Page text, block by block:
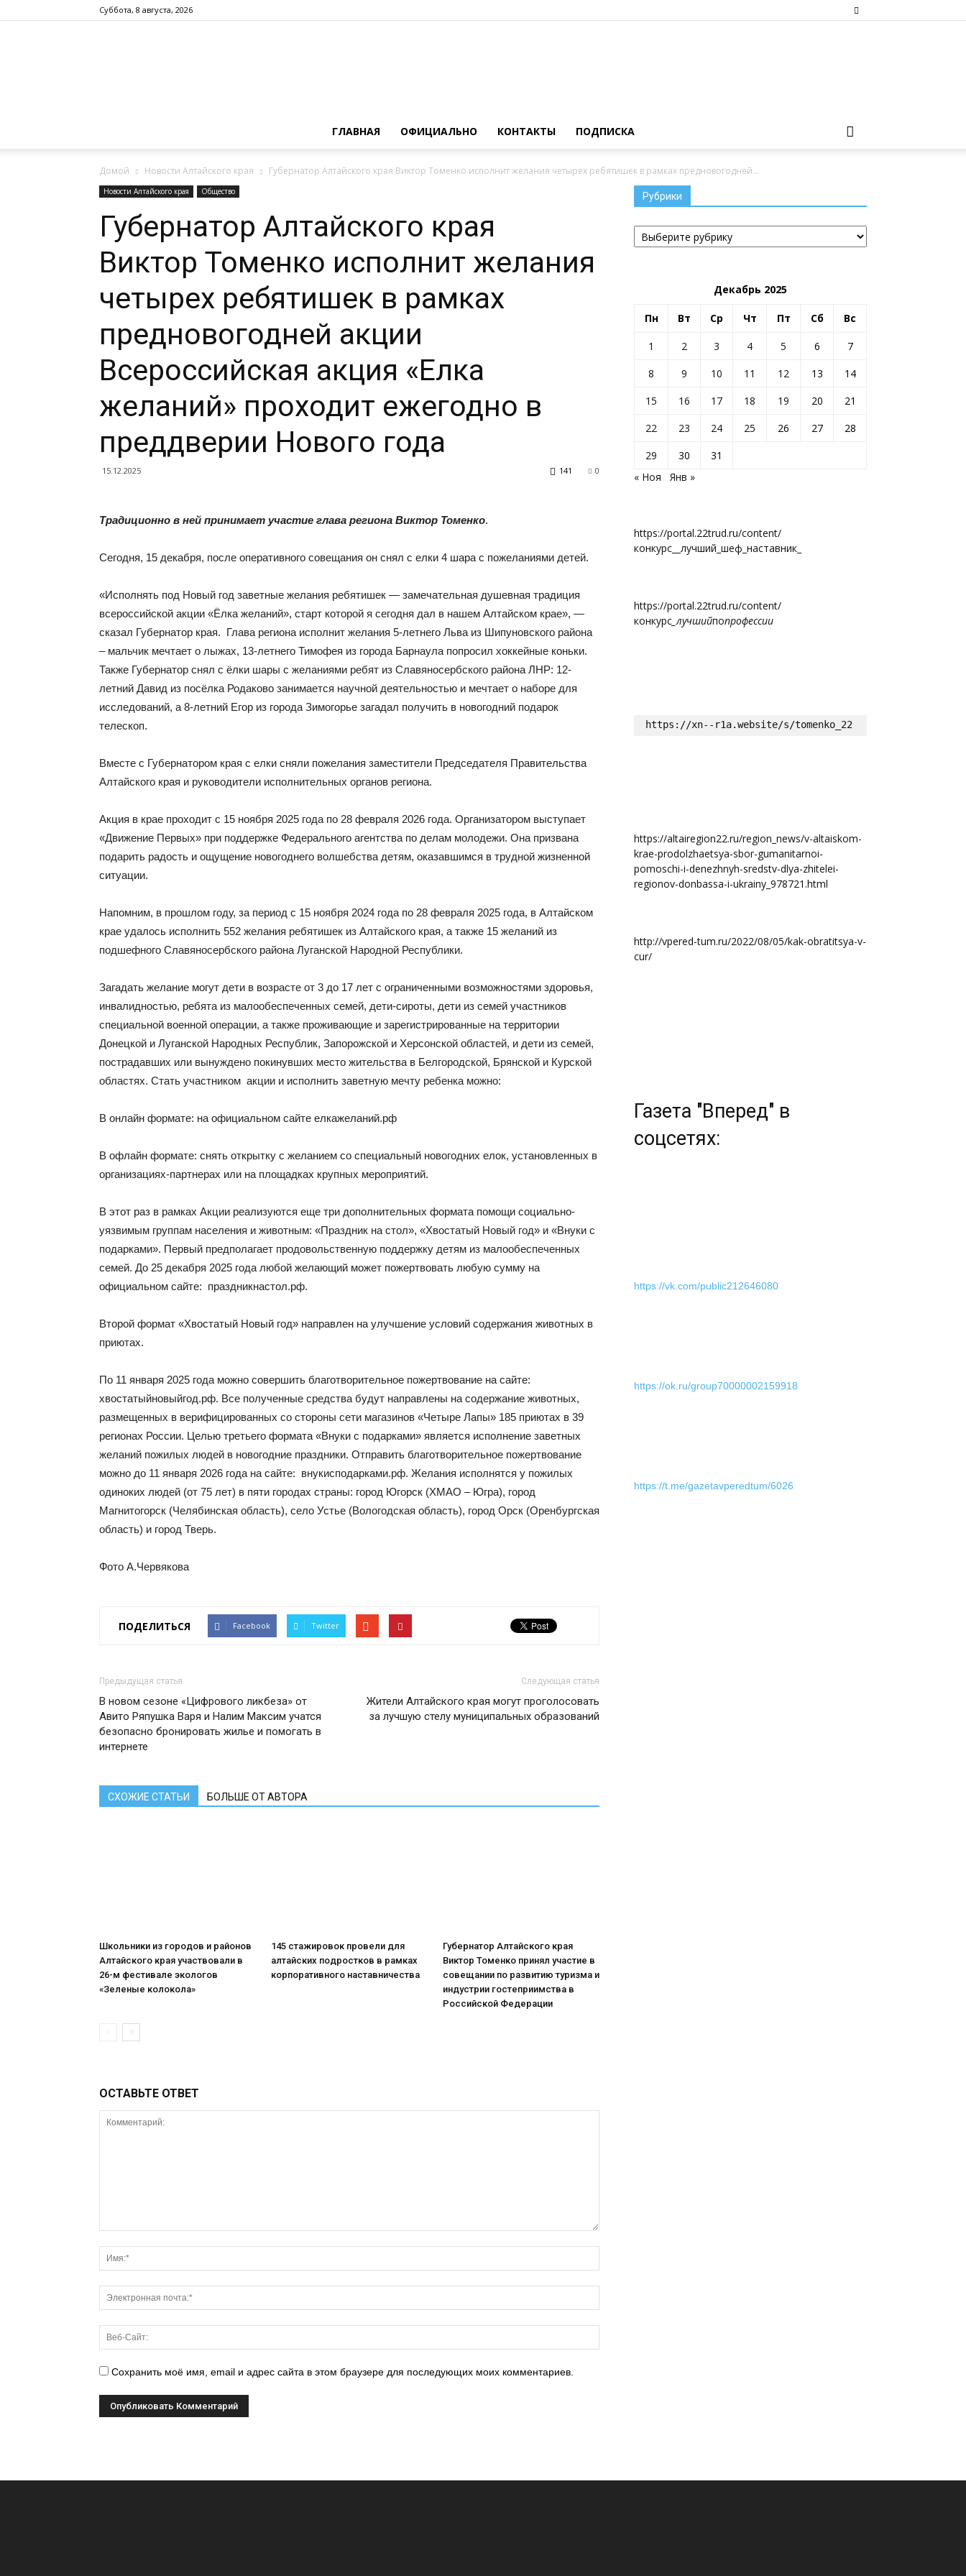
Суббота, 8 августа, 2026
газеты
район
ГЛАВНАЯ ОФИЦИАЛЬНО КОНТАКТЫ ПОДПИСКА
Домой Новости Алтайского края Губернатор Алтайского края Виктор Томенко исполнит желания четырех ребятишек в рамках предновогодней...
Новости Алтайского края Общество
Губернатор Алтайского края
Виктор Томенко исполнит желания
четырех ребятишек в рамках
предновогодней акции
Всероссийская акция «Елка
желаний» проходит ежегодно в
преддверии Нового года
15.12.2025 0
141
Традиционно в ней принимает участие глава региона Виктор Томенко.
Сегодня, 15 декабря, после оперативного совещания он снял с елки 4 шара с пожеланиями детей.
«Исполнять под Новый год заветные желания ребятишек — замечательная душевная традиция
всероссийской акции «Ёлка желаний», старт которой я сегодня дал в нашем Алтайском крае», —
сказал Губернатор края. Глава региона исполнит желания 5-летнего Льва из Шипуновского района
– мальчик мечтает о лыжах, 13-летнего Тимофея из города Барнаула попросил хоккейные коньки.
Также Губернатор снял с ёлки шары с желаниями ребят из Славяносербского района ЛНР: 12-
летний Давид из посёлка Родаково занимается научной деятельностью и мечтает о наборе для
исследований, а 8-летний Егор из города Зимогорье загадал получить в новогодний подарок
телескоп.
Вместе с Губернатором края с елки сняли пожелания заместители Председателя Правительства
Алтайского края и руководители исполнительных органов региона.
Акция в крае проходит с 15 ноября 2025 года по 28 февраля 2026 года. Организатором выступает
«Движение Первых» при поддержке Федерального агентства по делам молодежи. Она призвана
подарить радость и ощущение новогоднего волшебства детям, оказавшимся в трудной жизненной
ситуации.
Напомним, в прошлом году, за период с 15 ноября 2024 года по 28 февраля 2025 года, в Алтайском
крае удалось исполнить 552 желания ребятишек из Алтайского края, а также 15 желаний из
подшефного Славяносербского района Луганской Народной Республики.
Загадать желание могут дети в возрасте от 3 до 17 лет с ограниченными возможностями здоровья,
инвалидностью, ребята из малообеспеченных семей, дети-сироты, дети из семей участников
специальной военной операции, а также проживающие и зарегистрированные на территории
Донецкой и Луганской Народных Республик, Запорожской и Херсонской областей, и дети из семей,
пострадавших или вынуждено покинувших место жительства в Белгородской, Брянской и Курской
областях. Стать участником акции и исполнить заветную мечту ребенка можно:
В онлайн формате: на официальном сайте елкажеланий.рф
В офлайн формате: снять открытку с желанием со специальный новогодних елок, установленных в
организациях-партнерах или на площадках крупных мероприятий.
В этот раз в рамках Акции реализуются еще три дополнительных формата помощи социально-
уязвимым группам населения и животным: «Праздник на стол», «Хвостатый Новый год» и «Внуки с
подарками». Первый предполагает продовольственную поддержку детям из малообеспеченных
семей. До 25 декабря 2025 года любой желающий может пожертвовать любую сумму на
официальном сайте: праздникнастол.рф.
Второй формат «Хвостатый Новый год» направлен на улучшение условий содержания животных в
приютах.
По 11 января 2025 года можно совершить благотворительное пожертвование на сайте:
хвостатыйновыйгод.рф. Все полученные средства будут направлены на содержание животных,
размещенных в верифицированных со стороны сети магазинов «Четыре Лапы» 185 приютах в 39
регионах России. Целью третьего формата «Внуки с подарками» является исполнение заветных
желаний пожилых людей в новогодние праздники. Отправить благотворительное пожертвование
можно до 11 января 2026 года на сайте: внукисподарками.рф. Желания исполнятся у пожилых
одиноких людей (от 75 лет) в пяти городах страны: город Югорск (ХМАО – Югра), город
Магнитогорск (Челябинская область), село Устье (Вологодская область), город Орск (Оренбургская
область) и город Тверь.
Фото А.Червякова
ПОДЕЛИТЬСЯ Facebook Twitter
Предыдущая статья
В новом сезоне «Цифрового ликбеза» от
Авито Ряпушка Варя и Налим Максим учатся
безопасно бронировать жилье и помогать в
интернете
Следующая статья
Жители Алтайского края могут проголосовать
за лучшую стелу муниципальных образований
СХОЖИЕ СТАТЬИ БОЛЬШЕ ОТ АВТОРА
Школьники из городов и районов
Алтайского края участвовали в
26-м фестивале экологов
«Зеленые колокола»
145 стажировок провели для
алтайских подростков в рамках
корпоративного наставничества
Губернатор Алтайского края
Виктор Томенко принял участие в
совещании по развитию туризма и
индустрии гостеприимства в
Российской Федерации
ОСТАВЬТЕ ОТВЕТ
Сохранить моё имя, email и адрес сайта в этом браузере для последующих моих комментариев.
Рубрики
Рубрики
Декабрь 2025
Пн Вт Ср Чт Пт Сб Вс
1 2 3 4 5 6
7
8
9 10 11 12 13
14
15
16 17 18 19 20
21
22
23 24 25 26 27
28
29
30
31
« Ноя
Янв »
https://portal.22trud.ru/content/
конкурс__лучший_шеф_наставник_
https://portal.22trud.ru/content/
конкурс _лучшийпопрофессии
https://xn--r1a.website/s/tomenko_22
https://altairegion22.ru/region_news/v-altaiskom-
krae-prodolzhaetsya-sbor-gumanitarnoi-
pomoschi-i-denezhnyh-sredstv-dlya-zhitelei-
regionov-donbassa-i-ukrainy_978721.html
http://vpered-tum.ru/2022/08/05/kak-obratitsya-v-
cur/
Газета "Вперед" в
соцсетях:
https://vk.com/public212646080
https://ok.ru/group70000002159918
https://t.me/gazetavperedtum/6026